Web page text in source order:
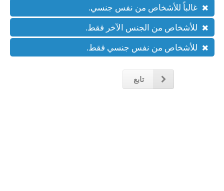
غالباً للأشخاص من نفس جنسي.
للأشخاص من الجنس الآخر فقط.
للأشخاص من نفس جنسي فقط.
تابع